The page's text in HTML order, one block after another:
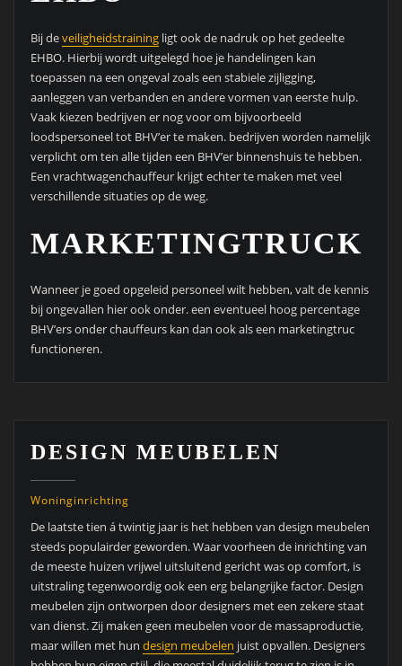
Bij deveiligheidstrainingligt ook de nadruk op het gedeelte
EHBO. Hierbij wordt uitgelegd hoe je handelingen kan
toepassen na een ongeval zoals een stabiele zijligging,
aanleggen van verbanden en andere vormen van eerste hulp.
Vaak kiezen bedrijven er nog voor om bijvoorbeeld
loodspersoneel tot BHV’er te maken. bedrijven worden namelijk
verplicht om ten alle tijden een BHV’er binnenshuis te hebben.
Een vrachtwagenchauffeur krijgt echter te maken met veel
verschillende situaties op de weg.
MARKETINGTRUCK
Wanneer je goed opgeleid personeel wilt hebben, valt de kennis
bij ongevallen hier ook onder. een eventueel hoog percentage
BHV’ers onder chauffeurs kan dan ook als een marketingtruc
functioneren.
DESIGN MEUBELEN
Woninginrichting
De laatste tien á twintig jaar is het hebben van design meubelen
steeds populairder geworden. Waar voorheen de inrichting van
de meeste huizen vrijwel uitsluitend gericht was op comfort, is
uitstraling tegenwoordig ook een erg belangrijke factor. Design
meubelen zijn ontworpen door designers met een zekere staat
van dienst. Zij maken geen meubelen voor de massaproductie,
maar willen met hun design meubelen juist opvallen. Designers